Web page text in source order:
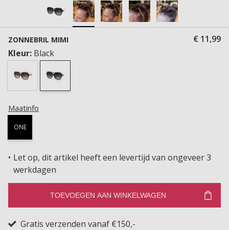
ZONNEBRIL MIMI
€ 11,99
Kleur: Black
Maatinfo
ONE
Let op, dit artikel heeft een levertijd van ongeveer 3
werkdagen
TOEVOEGEN AAN WINKELWAGEN
Gratis verzenden vanaf €150,-